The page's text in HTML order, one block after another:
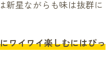
新星ながらも味は抜群に
ワイワイ楽しむにはぴっ